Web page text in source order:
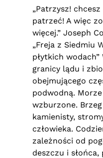
„Patrzysz!
patrzeć! A więc
więcej.” Joseph
„Freja z Siedmiu
płytkich
granicy lądu i
obejmującego
podwodną.
wzburzone.
kamienisty,
człowieka.
zależności od
deszczu i